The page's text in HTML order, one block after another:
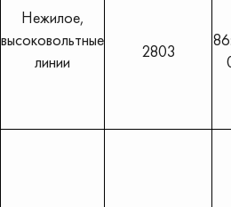
Нежилое,
высоковольтные
линии
2803